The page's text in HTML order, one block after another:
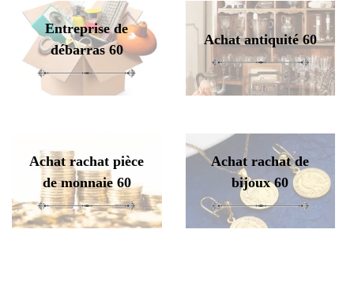
Entreprise de
débarras 60
Achat antiquité 60
Achat rachat pièce
de monnaie 60
Achat rachat de
bijoux 60